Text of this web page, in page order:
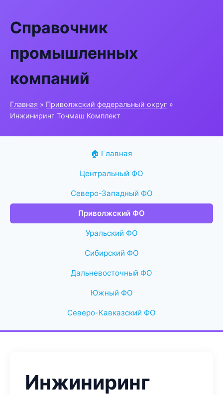
Справочник
промышленных
компаний
Главная » Приволжский федеральный округ »
Инжиниринг Точмаш Комплект
🏠 Главная
Центральный ФО
Северо-Западный ФО
Приволжский ФО
Уральский ФО
Сибирский ФО
Дальневосточный ФО
Южный ФО
Северо-Кавказский ФО
Инжиниринг